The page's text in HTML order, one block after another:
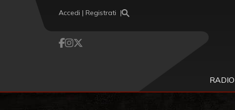
Accedi | Registrati
RADIO